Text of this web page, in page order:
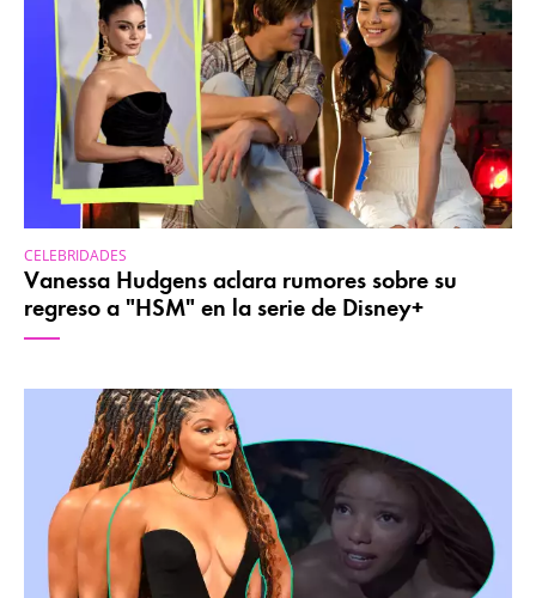
CELEBRIDADES
Vanessa Hudgens aclara rumores sobre su
regreso a "HSM" en la serie de Disney+